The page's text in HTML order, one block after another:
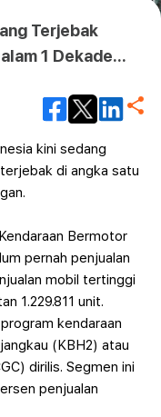
Terjebak
1 Dekade
kini sedang
di angka satu
Bermotor
pernah penjualan
mobil tertinggi
1.229.811 unit.
kendaraan
(KBH2) atau
dirilis. Segmen ini
penjualan